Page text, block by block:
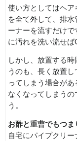
使い方としてはヘ
を全て外して、排
ーナーを流すだけ
に汚れを洗い流せば
しかし、放置する
うのも、長く放置
ってしまう場合が
なくなってしまうの
う。
お酢と重曹でもつま
自宅にパイプクリ